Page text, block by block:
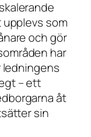
som
och gör
har
ledningens
– ett
åt
sin